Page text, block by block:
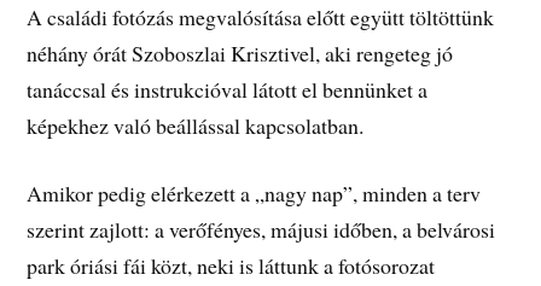
A családi fotózás megvalósítása előtt együtt töltöttünk
néhány órát Szoboszlai Krisztivel, aki rengeteg jó
tanáccsal és instrukcióval látott el bennünket a
képekhez való beállással kapcsolatban.
Amikor pedig elérkezett a „nagy nap”, minden a terv
szerint zajlott: a verőfényes, májusi időben, a belvárosi
park óriási fái közt, neki is láttunk a fotósorozat